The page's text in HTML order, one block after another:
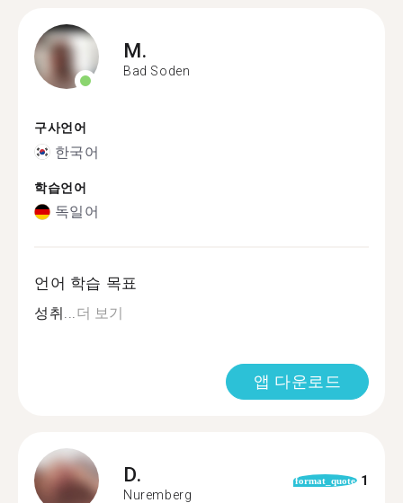
M.
Bad Soden
구사언어
한국어
학습언어
독일어
언어 학습 목표
성취...더 보기
앱 다운로드
D.
Nuremberg
format_quote 1